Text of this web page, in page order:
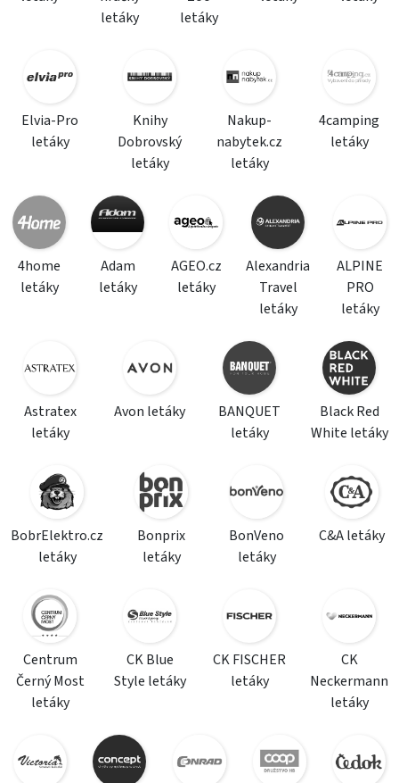
letáky
letáky
Elvia-Pro
letáky
Knihy
Dobrovský
letáky
Nakup-
nabytek.cz
letáky
4camping
letáky
4home
letáky
Adam
letáky
AGEO.cz
letáky
Alexandria
Travel
letáky
ALPINE
PRO
letáky
Astratex
letáky
Avon letáky
BANQUET
letáky
Black Red
White letáky
BobrElektro.cz
letáky
Bonprix
letáky
BonVeno
letáky
C&A letáky
Centrum
Černý Most
letáky
CK Blue
Style letáky
CK FISCHER
letáky
CK
Neckermann
letáky